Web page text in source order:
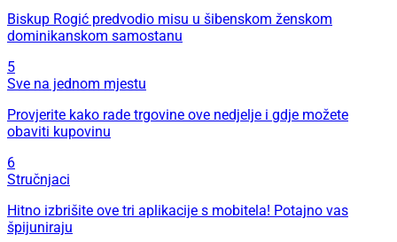
Biskup Rogić predvodio misu u šibenskom ženskom
dominikanskom samostanu
5
Sve na jednom mjestu
Provjerite kako rade trgovine ove nedjelje i gdje možete
obaviti kupovinu
6
Stručnjaci
Hitno izbrišite ove tri aplikacije s mobitela! Potajno vas
špijuniraju